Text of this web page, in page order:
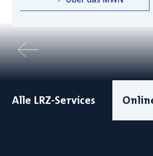
Alle LRZ-Services